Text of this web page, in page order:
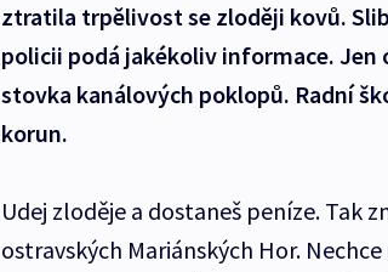
ztratila trpělivost se zloději kovů.
policii podá jakékoliv informace.
stovka kanálových poklopů. Radní
korun.
Udej zloděje a dostaneš peníze. Tak
ostravských Mariánských Hor.